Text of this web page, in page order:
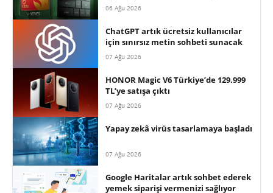
06 Ağu 2026
ChatGPT artık ücretsiz kullanıcılar
için sınırsız metin sohbeti sunacak
07 Ağu 2026
HONOR Magic V6 Türkiye’de 129.999
TL’ye satışa çıktı
07 Ağu 2026
Yapay zekâ virüs tasarlamaya başladı
07 Ağu 2026
Google Haritalar artık sohbet ederek
yemek siparişi vermenizi sağlıyor